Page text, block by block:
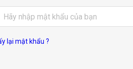
lại mật khẩu ?